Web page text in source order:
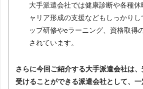
大手派遣会社では健康診断や各種
ャリア形成の支援などもしっかり
ップ研修やeラーニング、資格取得
されています。
さらに今回ご紹介する大手派遣会社は
受けることができる派遣会社として、